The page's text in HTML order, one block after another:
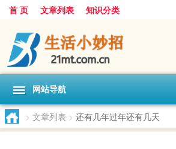
首 页 文章列表 知识分类
网站导航
> 文章列表 > 还有几年过年还有几天